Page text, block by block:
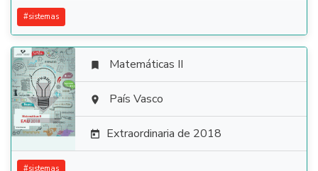
#sistemas

 Matemáticas II
 País Vasco
 Extraordinaria de 2018
#sistemas